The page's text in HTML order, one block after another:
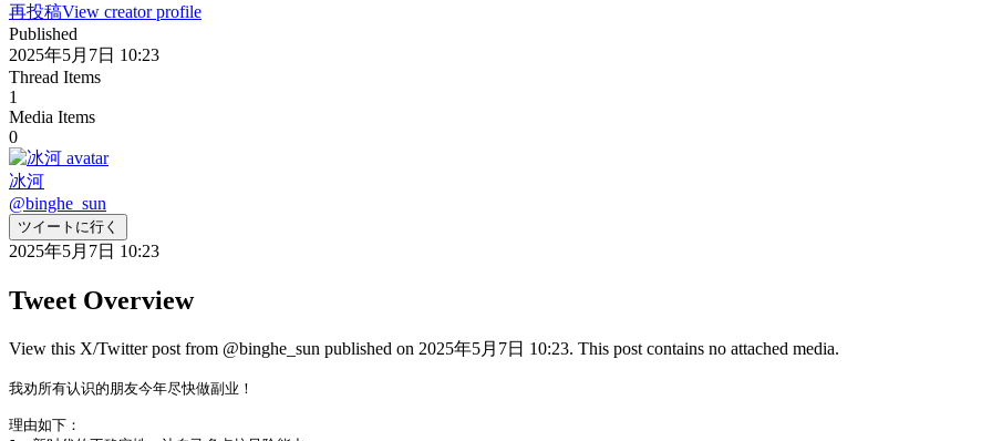
再投稿View creator profile
Published
2025年5月7日 10:23
Thread Items
1
Media Items
0
冰河
@binghe_sun
ツイートに行く
2025年5月7日 10:23
Tweet Overview
View this X/Twitter post from @binghe_sun published on 2025年5月7日 10:23. This post contains no attached media.
我劝所有认识的朋友今年尽快做副业！
理由如下：